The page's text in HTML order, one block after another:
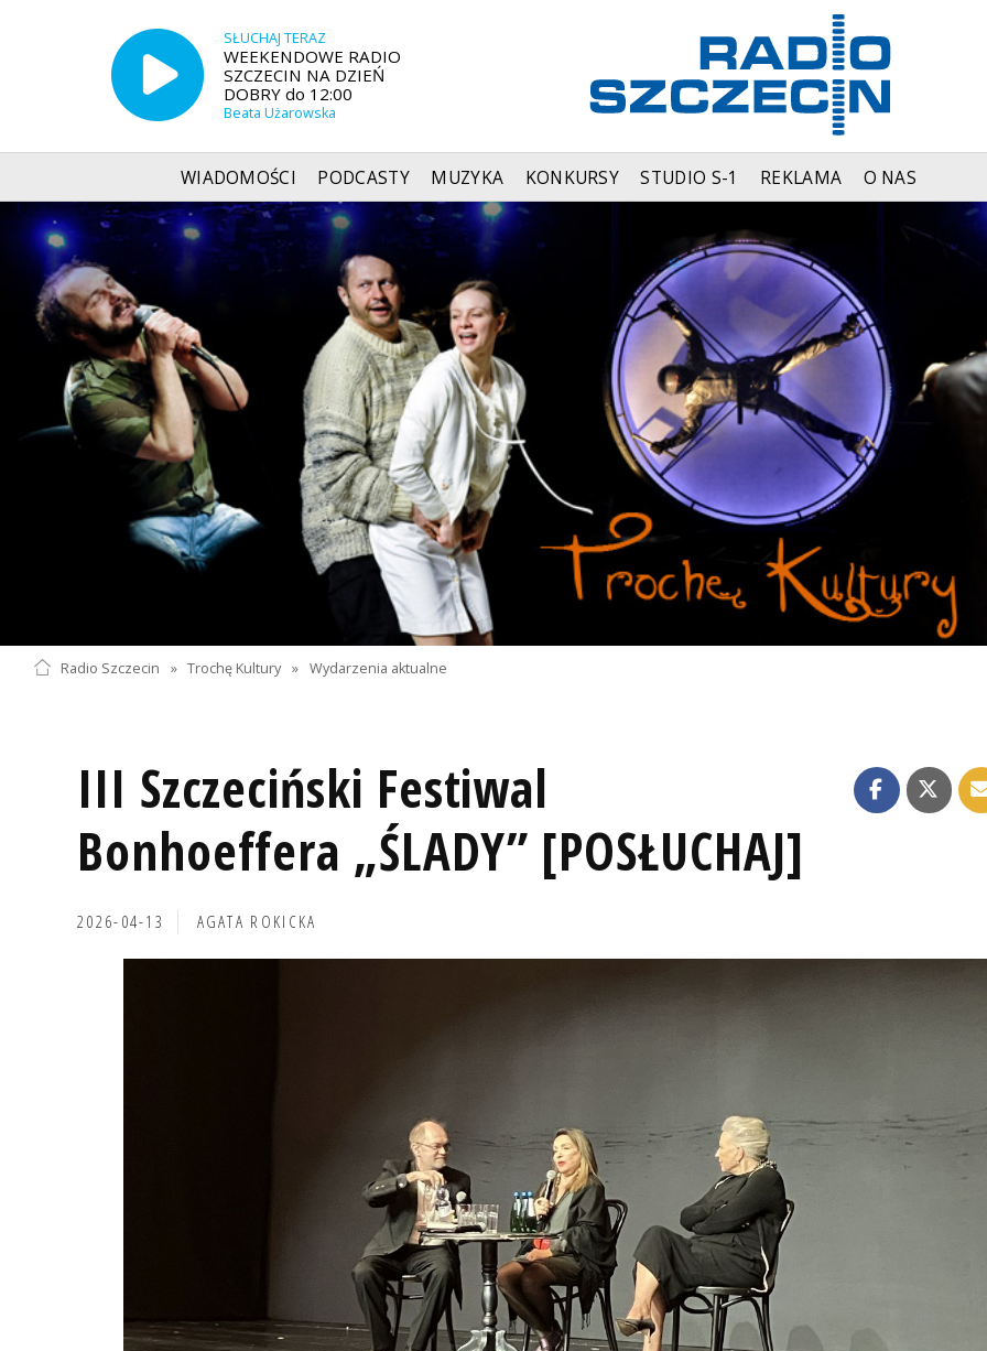
SŁUCHAJ TERAZ
WEEKENDOWE RADIO
SZCZECIN NA DZIEŃ
DOBRY do 12:00
Beata Użarowska
WIADOMOŚCI PODCASTY MUZYKA KONKURSY STUDIO S-1 REKLAMA O NAS
Radio Szczecin » Trochę Kultury » Wydarzenia aktualne
III Szczeciński Festiwal
Bonhoeffera „ŚLADY” [POSŁUCHAJ]
2026-04-13 AGATA ROKICKA